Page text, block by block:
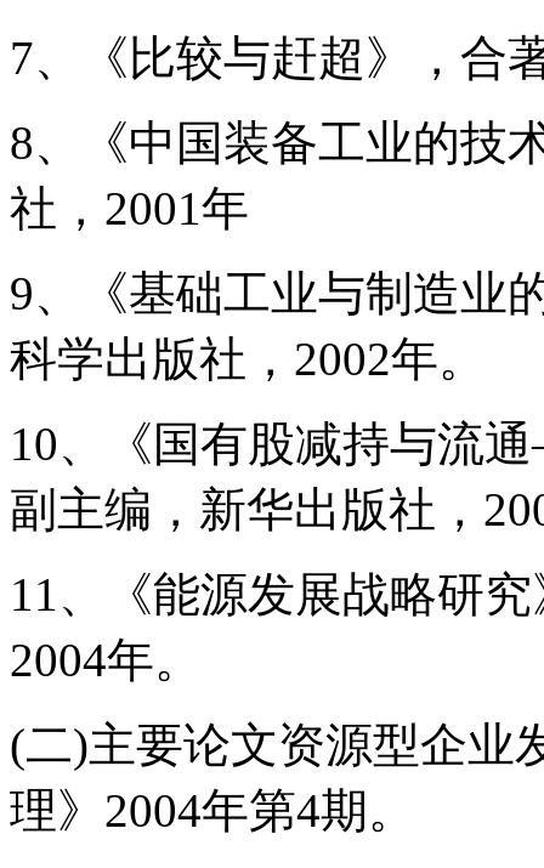
7、《比较与赶超》，合
8、《中国装备工业的技
社，2001年
9、《基础工业与制造业
科学出版社，2002年。
10、《国有股减持与流
副主编，新华出版社，
11、《能源发展战略研
2004年。
(二)主要论文资源型企业
理》2004年第4期。